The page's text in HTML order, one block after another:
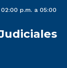
p.m. a 05:00